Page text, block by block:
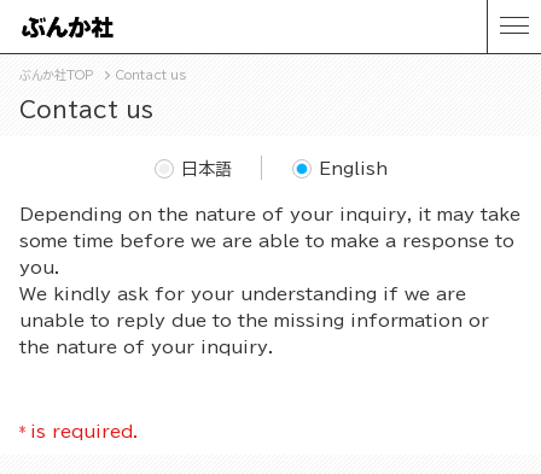
ぶんか社TOP Contact us
Contact us
Depending on the nature of your inquiry, it may take
some time before we are able to make a response to
you.
We kindly ask for your understanding if we are
unable to reply due to the missing information or
the nature of your inquiry.
日本語 English
* is required.